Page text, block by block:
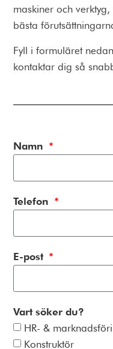
maskiner och
bästa
Fyll i formuläret
kontaktar dig så
Namn
Telefon
E-post
Vart söker du?
HR- &
Konstruktör